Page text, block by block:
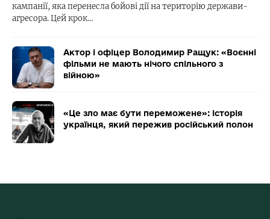
кампанії, яка перенесла бойові дії на територію держави-
агресора. Цей крок…
Актор і офіцер Володимир Ращук: «Воєнні
фільми не мають нічого спільного з
війною»
«Це зло має бути переможене»: історія
українця, який пережив російський полон